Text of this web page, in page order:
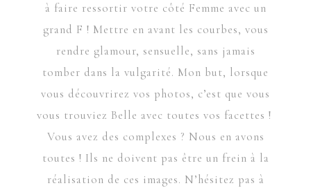
à faire ressortir votre côté Femme avec un
grand F ! Mettre en avant les courbes, vous
rendre glamour, sensuelle, sans jamais
tomber dans la vulgarité. Mon but, lorsque
vous découvrirez vos photos, c’est que vous
vous trouviez Belle avec toutes vos facettes !
Vous avez des complexes ? Nous en avons
toutes ! Ils ne doivent pas être un frein à la
réalisation de ces images. N’hésitez pas à